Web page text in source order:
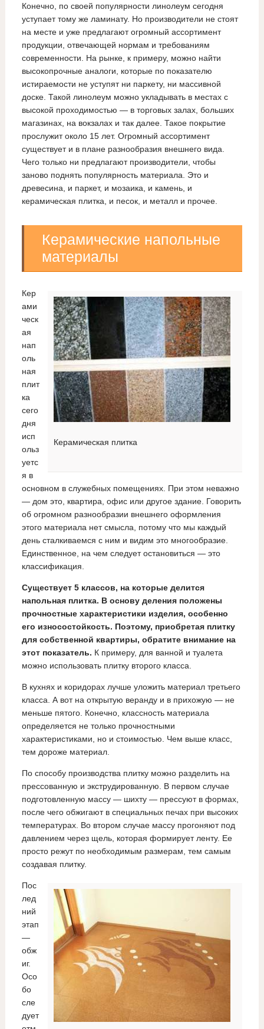
Конечно, по своей популярности линолеум сегодня
уступает тому же ламинату. Но производители не стоят
на месте и уже предлагают огромный ассортимент
продукции, отвечающей нормам и требованиям
современности. На рынке, к примеру, можно найти
высокопрочные аналоги, которые по показателю
истираемости не уступят ни паркету, ни массивной
доске. Такой линолеум можно укладывать в местах с
высокой проходимостью — в торговых залах, больших
магазинах, на вокзалах и так далее. Такое покрытие
прослужит около 15 лет. Огромный ассортимент
существует и в плане разнообразия внешнего вида.
Чего только ни предлагают производители, чтобы
заново поднять популярность материала. Это и
древесина, и паркет, и мозаика, и камень, и
керамическая плитка, и песок, и металл и прочее.
Керамические напольные
материалы
Керамическая плитка
Кер
ами
ческ
ая
нап
оль
ная
плит
ка
сего
дня
исп
ольз
уетс
я в
основном в служебных помещениях. При этом неважно
— дом это, квартира, офис или другое здание. Говорить
об огромном разнообразии внешнего оформления
этого материала нет смысла, потому что мы каждый
день сталкиваемся с ним и видим это многообразие.
Единственное, на чем следует остановиться — это
классификация.
Существует 5 классов, на которые делится
напольная плитка. В основу деления положены
прочностные характеристики изделия, особенно
его износостойкость. Поэтому, приобретая плитку
для собственной квартиры, обратите внимание на
этот показатель. К примеру, для ванной и туалета
можно использовать плитку второго класса.
В кухнях и коридорах лучше уложить материал третьего
класса. А вот на открытую веранду и в прихожую — не
меньше пятого. Конечно, классность материала
определяется не только прочностными
характеристиками, но и стоимостью. Чем выше класс,
тем дороже материал.
По способу производства плитку можно разделить на
прессованную и экструдированную. В первом случае
подготовленную массу — шихту — прессуют в формах,
после чего обжигают в специальных печах при высоких
температурах. Во втором случае массу прогоняют под
давлением через щель, которая формирует ленту. Ее
просто режут по необходимым размерам, тем самым
создавая плитку.
Пос
лед
ний
этап
—
обж
иг.
Осо
бо
сле
дует